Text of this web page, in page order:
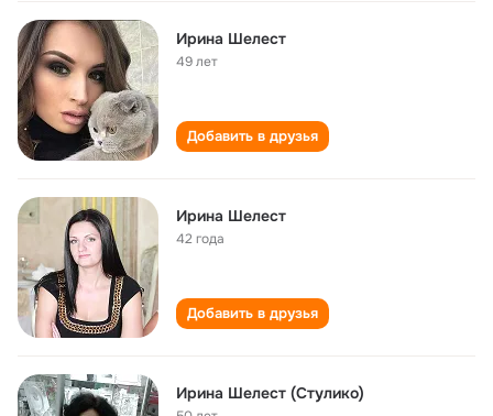
Ирина Шелест
49 лет
Добавить в друзья
Ирина Шелест
42 года
Добавить в друзья
Ирина Шелест (Стулико)